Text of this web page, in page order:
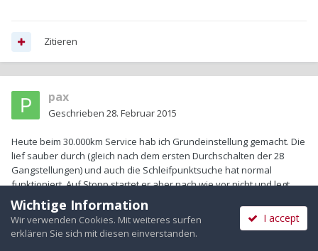
Zitieren
pax
Geschrieben 28. Februar 2015
Heute beim 30.000km Service hab ich Grundeinstellung gemacht. Die
lief sauber durch (gleich nach dem ersten Durchschalten der 28
Gangstellungen) und auch die Schleifpunktsuche hat normal
funktioniert. Auf Stopp startet er aber nach wie vor nicht und legt
auch keinen Gang ein beim Abstellen in Stopp.
Vorher bin ich noch eine Runde gefahren und hab den MWB mit
Wichtige Information
Wir verwenden Cookies. Mit weiteres surfen
erklären Sie sich mit diesen einverstanden.
I accept